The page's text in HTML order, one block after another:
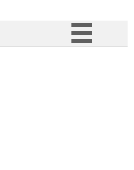
à informação